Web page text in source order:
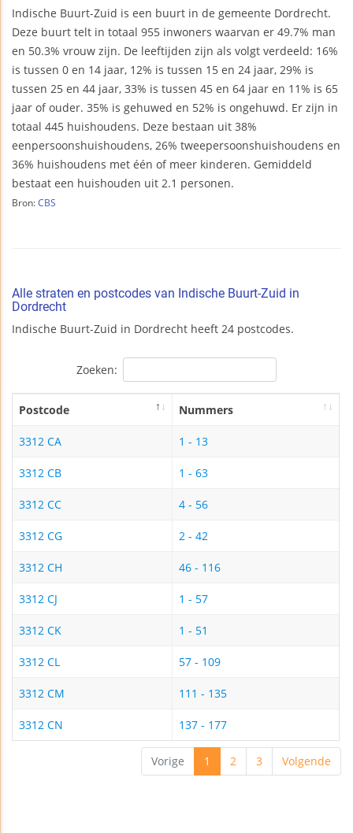
Indische Buurt-Zuid is een buurt in de gemeente Dordrecht.
Deze buurt telt in totaal 955 inwoners waarvan er 49.7% man
en 50.3% vrouw zijn. De leeftijden zijn als volgt verdeeld: 16%
is tussen 0 en 14 jaar, 12% is tussen 15 en 24 jaar, 29% is
tussen 25 en 44 jaar, 33% is tussen 45 en 64 jaar en 11% is 65
jaar of ouder. 35% is gehuwed en 52% is ongehuwd. Er zijn in
totaal 445 huishoudens. Deze bestaan uit 38%
eenpersoonshuishoudens, 26% tweepersoonshuishoudens en
36% huishoudens met één of meer kinderen. Gemiddeld
bestaat een huishouden uit 2.1 personen.
Bron: CBS
Alle straten en postcodes van Indische Buurt-Zuid in
Dordrecht
Indische Buurt-Zuid in Dordrecht heeft 24 postcodes.
Zoeken:
Postcode Nummers
3312 CA 1 - 13
3312 CB 1 - 63
3312 CC 4 - 56
3312 CG 2 - 42
3312 CH 46 - 116
3312 CJ 1 - 57
3312 CK 1 - 51
3312 CL 57 - 109
3312 CM 111 - 135
3312 CN 137 - 177
Vorige 1 2 3 Volgende